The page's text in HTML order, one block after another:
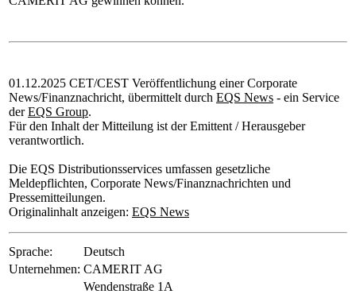
01.12.2025 CET/CEST Veröffentlichung einer Corporate
News/Finanznachricht, übermittelt durch EQS News - ein Service
derEQS Group.
Für den Inhalt der Mitteilung ist der Emittent / Herausgeber
verantwortlich.
Die EQS Distributionsservices umfassen gesetzliche
Meldepflichten, Corporate News/Finanznachrichten und
Pressemitteilungen.
Originalinhalt anzeigen: EQS News
Sprache:
Deutsch
Unternehmen: CAMERIT AG
Wendenstraße 1A